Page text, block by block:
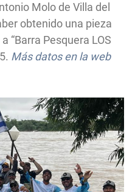
Molo de Villa del
obtenido una pieza
“Barra Pesquera LOS
Más datos en la web